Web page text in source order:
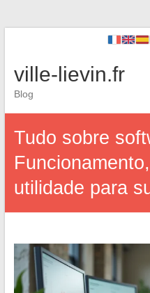
ville-lievin.fr
Blog
Tudo sobre
utilidade para